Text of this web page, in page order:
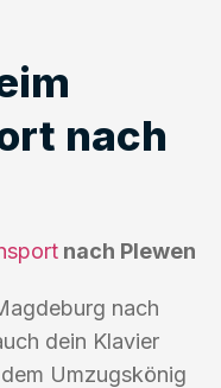
nach
nach Plewen
nach
dein Klavier
Umzugskönig